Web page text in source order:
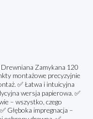
Zamykana 120
montażowe precyzyjnie
✅ Łatwa i intuicyjna
wersja papierowa. ✅
– wszystko, czego
Głęboka impregnacja –